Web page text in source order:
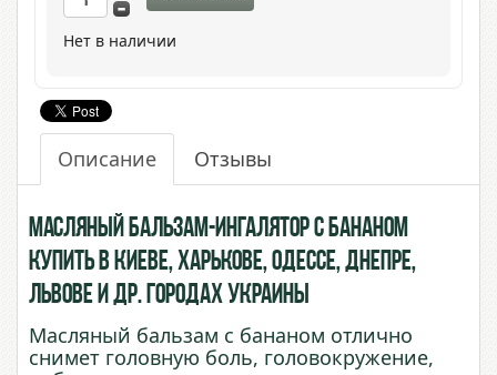
Нет в наличии
Описание Отзывы
Масляный Бальзам-ингалятор с Бананом
купить в Киеве, Харькове, Одессе, Днепре,
Львове и др. городах Украины
Масляный бальзам с бананом отлично
снимет головную боль, головокружение,